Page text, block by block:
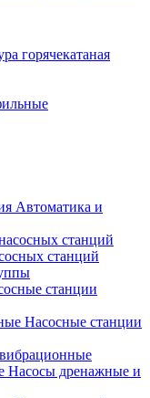
горячекатаная
Автоматика и
станций
станции
Насосные станции
Насосы дренажные и